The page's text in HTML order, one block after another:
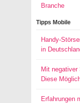
Branche
Tipps Mobile
Handy-
in
Mit negativer
Diese
Erfahrungen